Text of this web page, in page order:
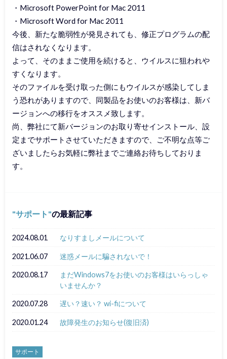
・Microsoft PowerPoint for Mac 2011
・Microsoft Word for Mac 2011
今後、新たな脆弱性が発見されても、修正プログラムの配
信はされなくなります。
よって、そのままご使用を続けると、ウイルスに狙われや
すくなります。
そのファイルを受け取った側にもウイルスが感染してしま
う恐れがありますので、同製品をお使いのお客様は、新バ
ージョンへの移行をオススメ致します。
尚、弊社にて新バージョンのお取り寄せインストール、設
定までサポートさせていただきますので、ご不明な点等ご
ざいましたらお気軽に弊社までご連絡お待ちしておりま
す。
サポート の最新記事
2024.08.01 なりすましメールについて
2021.06.07 迷惑メールに騙されないで！
2020.08.17
まだWindows7をお使いのお客様はいらっしゃ
いませんか？
2020.07.28 遅い？速い？ wi-fiについて
2020.01.24 故障発生のお知らせ(復旧済)
サポート